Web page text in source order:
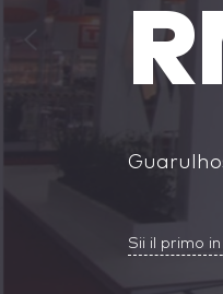
Sii il primo